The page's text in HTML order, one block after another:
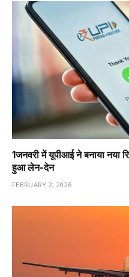
1️जनवरी में यूपीआई ने बनाया
हुआ लेन-देन
FEBRUARY 2, 2026